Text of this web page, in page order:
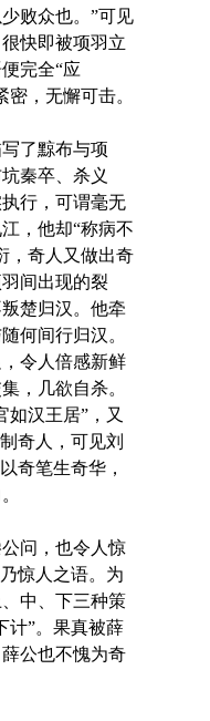
败众也。”可见
快即被项羽立
完全“应
，无懈可击。
了黥布与项
秦卒、杀义
行，可谓毫无
，他却“称病不
，奇人又做出奇
间出现的裂
楚归汉。他牵
何间行归汉。
令人倍感新鲜
，几欲自杀。
如汉王居”，又
奇人，可见刘
奇笔生奇华，
问，也令人惊
惊人之语。为
中、下三种策
计”。果真被薛
公也不愧为奇